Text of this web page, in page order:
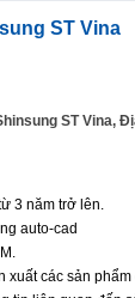
ST Vina
ST Vina,
3 năm trở lên.
auto-cad
xuất các sản phẩm